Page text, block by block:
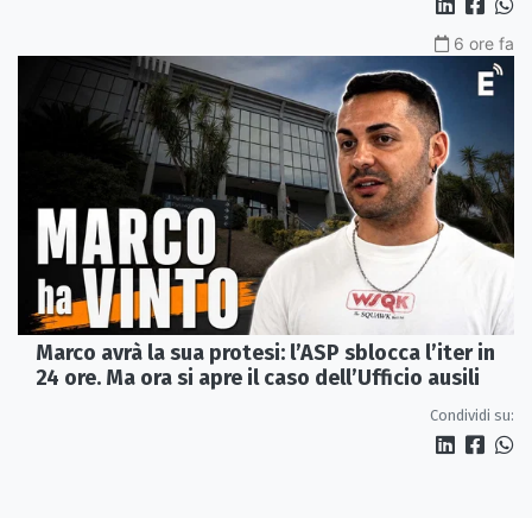
6 ore fa
Marco avrà la sua protesi: l’ASP sblocca l’iter in
24 ore. Ma ora si apre il caso dell’Ufficio ausili
Condividi su: